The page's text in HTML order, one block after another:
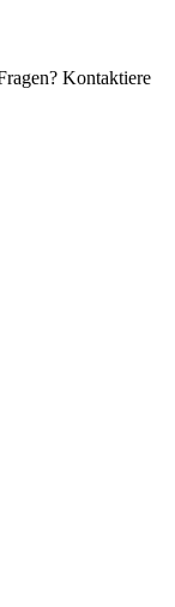
Kontaktiere